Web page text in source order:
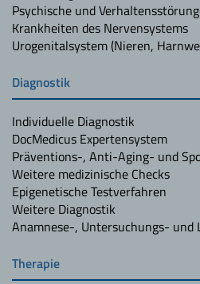
Psychische und
Krankheiten des Nervensystems
Urogenitalsystem (Nieren,
Diagnostik
Individuelle Diagnostik
DocMedicus Expertensystem
Präventions-, Anti-Aging- und
Weitere medizinische Checks
Epigenetische Testverfahren
Weitere Diagnostik
Anamnese-, Untersuchungs- und
Therapie